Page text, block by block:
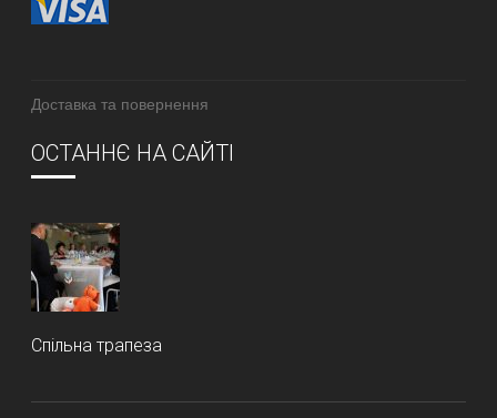
Доставка та повернення
ОСТАННЄ НА САЙТІ
Спільна трапеза